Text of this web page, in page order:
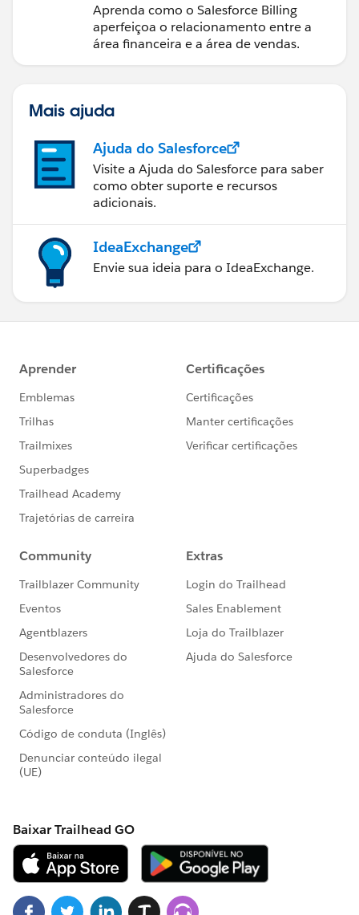
Aprenda como o Salesforce Billing
aperfeiçoa o relacionamento entre a
área financeira e a área de vendas.
Mais ajuda
Ajuda do Salesforce
Visite a Ajuda do Salesforce para saber
como obter suporte e recursos
adicionais.
IdeaExchange
Envie sua ideia para o IdeaExchange.